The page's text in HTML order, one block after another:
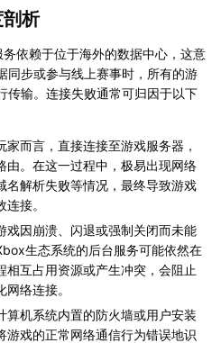
析
务依赖于位于海外的数据中心，这意
同步或参与线上赛事时，所有的游
传输。连接失败通常可归因于以下
家而言，直接连接至游戏服务器，
由。在这一过程中，极易出现网络
名解析失败等情况，最终导致游戏
接。
戏因崩溃、闪退或强制关闭而未能
生态系统的后台服务可能依然在
相互占用资源或产生冲突，会阻止
络连接。
算机系统内置的防火墙或用户安装
游戏的正常网络通信行为错误地识